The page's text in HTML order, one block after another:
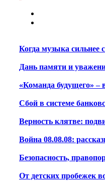
Когда музыка сильнее
Дань памяти и
«Команда будущего»
Сбой в системе
Верность клятве:
Война 08.08.08:
Безопасность,
От детских пробежек